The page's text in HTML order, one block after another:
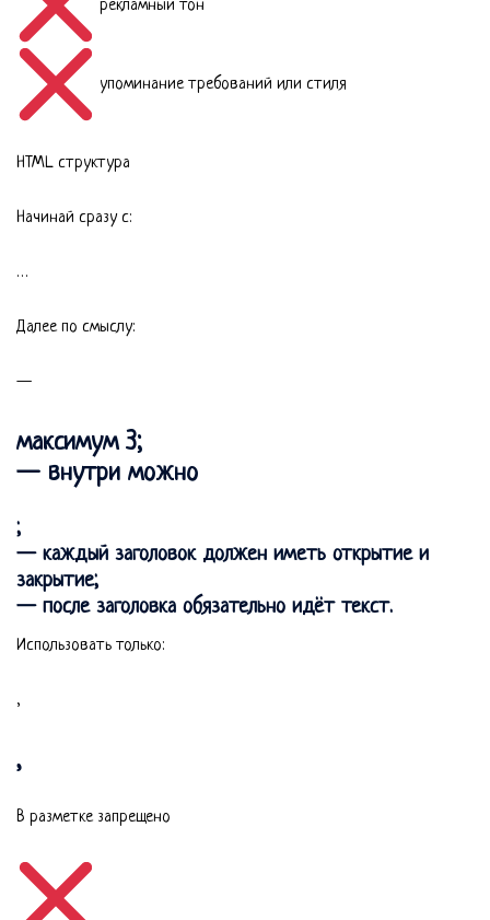
рекламный тон
упоминание требований или стиля
HTML структура
Начинай сразу с:
…
Далее по смыслу:
—
максимум 3;
— внутри можно
;
— каждый заголовок должен иметь открытие и
закрытие;
— после заголовка обязательно идёт текст.
Использовать только:
,
,
В разметке запрещено